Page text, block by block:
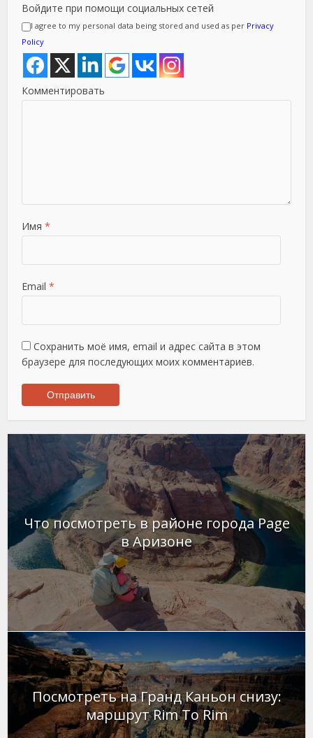
Войдите при помощи социальных сетей
I agree to my personal data being stored and used as per Privacy
Policy
Комментировать
Имя *
Email *
Сохранить моё имя, email и адрес сайта в этом
браузере для последующих моих комментариев.
Что посмотреть в районе города Page
в Аризоне
Посмотреть на Гранд Каньон снизу:
маршрут Rim To Rim